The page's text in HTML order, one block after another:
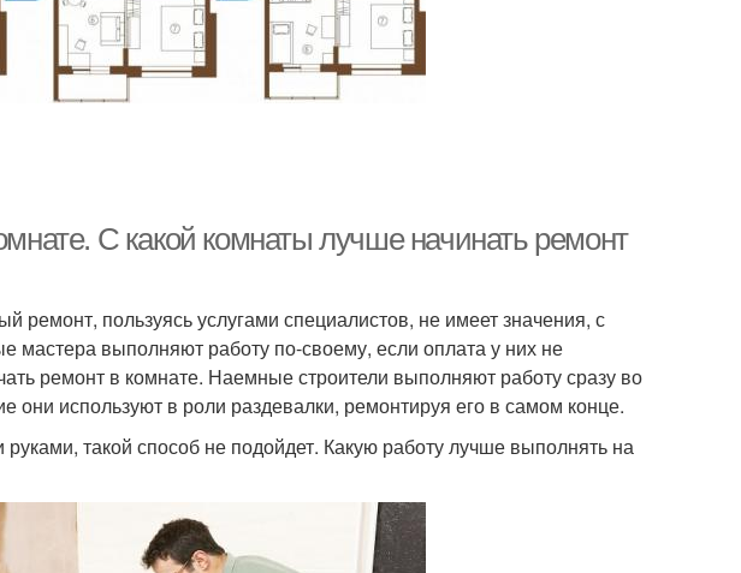
С какой комнаты лучше начинать ремонт
ремонт, пользуясь услугами специалистов, не имеет значения, с
мастера выполняют работу по-своему, если оплата у них не
ремонт в комнате. Наемные строители выполняют работу сразу во
используют в роли раздевалки, ремонтируя его в самом конце.
такой способ не подойдет. Какую работу лучше выполнять на